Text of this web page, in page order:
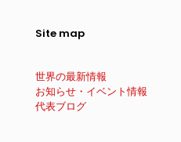
Site map
世界の最新情報
お知らせ・イベント情報
代表ブログ